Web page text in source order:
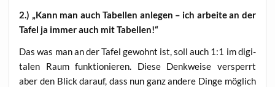
2.) „Kann man auch Tabel­len anle­gen – ich arbei­te an der
Tafel ja immer auch mit Tabellen!“
Das was man an der Tafel gewohnt ist, soll auch 1:1 im digi­
ta­len Raum funk­tio­nie­ren. Die­se Denk­wei­se ver­sperrt
aber den Blick dar­auf, dass nun ganz ande­re Din­ge mög­lich